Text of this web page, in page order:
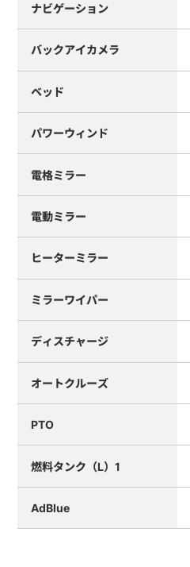
ナビゲーション
バックアイカメラ
ベッド
パワーウィンド
電格ミラー
電動ミラー
ヒーターミラー
ミラーワイパー
ディスチャージ
オートクルーズ
PTO
燃料タンク（L）1
AdBlue